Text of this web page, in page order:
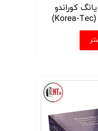
کوراندو